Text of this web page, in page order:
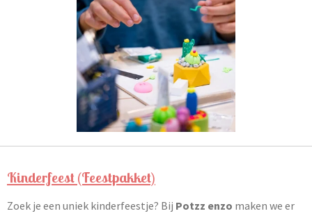
Kinderfeest (Feestpakket)
Zoek je een uniek kinderfeestje? Bij Potzz enzo maken we er